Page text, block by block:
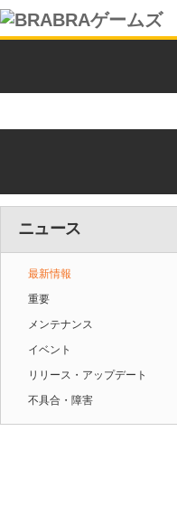
ニュース
最新情報
重要
メンテナンス
イベント
リリース・アップデート
不具合・障害